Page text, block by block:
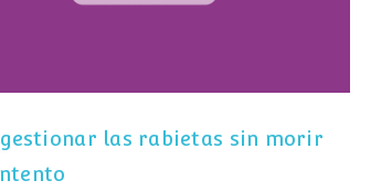
gestionar las rabietas sin morir